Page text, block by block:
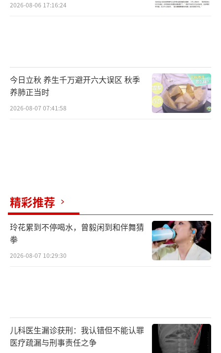
2026-08-06 17:16:24
今日立秋 养生千万避开六大误区 秋季
养肺正当时
2026-08-07 07:41:58
精彩推荐
玲花累到不停喝水，曾毅闲到和伴舞猜
拳
2026-08-07 10:29:30
儿科医生漏诊获刑：我认错但不能认罪
医疗疏漏与刑事责任之争